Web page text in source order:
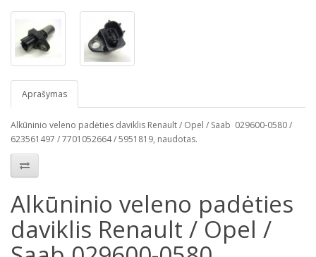
Aprašymas
Alkūninio veleno padėties daviklis Renault / Opel / Saab 029600-0580 /
623561497 / 7701052664 / 5951819, naudotas.
Alkūninio veleno padėties
daviklis Renault / Opel /